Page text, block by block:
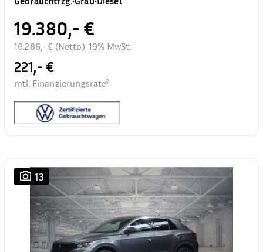
19.380,- €
16.286,- € (Netto), 19% MwSt.
221,- €
mtl. Finanzierungsrate²
13